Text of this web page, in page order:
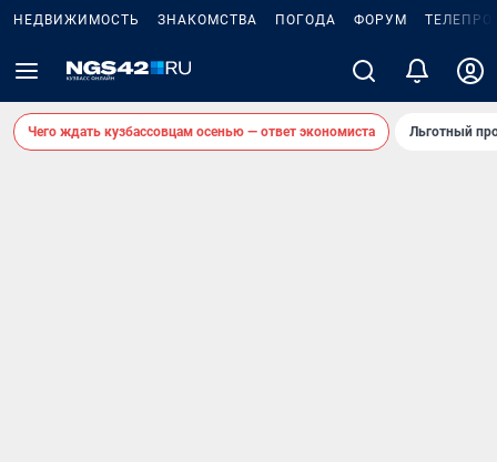
НЕДВИЖИМОСТЬ ЗНАКОМСТВА ПОГОДА ФОРУМ
Чего ждать кузбассовцам осенью — ответ экономиста Льготный